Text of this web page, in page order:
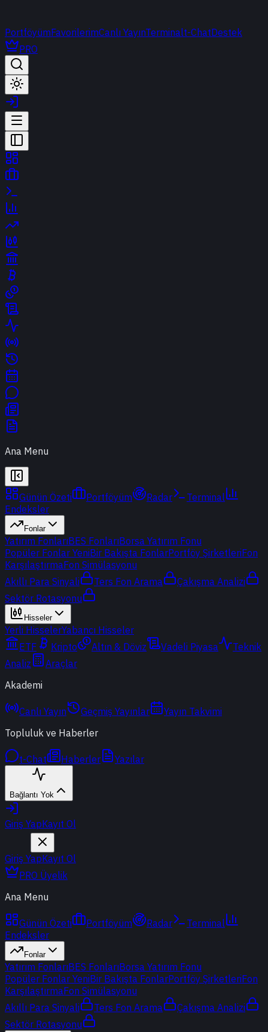
PortföyümFavorilerimCanlı YayınTerminalt-ChatDestek
PRO
Ana Menu
Günün Özeti Portföyüm Radar
Terminal
Endeksler
Fonlar
Yatırım FonlarıBES FonlarıBorsa Yatırım Fonu
Popüler Fonlar YeniBir Bakışta FonlarPortföy ŞirketleriFon
KarşılaştırmaFon Simülasyonu
Akıllı Para Sinyali
Ters Fon Arama
Çakışma Analizi
Sektör Rotasyonu
Hisseler
Yerli HisselerYabancı Hisseler
ETF
Kripto Altın & Döviz Vadeli Piyasa
Teknik
Analiz
Araçlar
Akademi
Canlı Yayın Geçmiş Yayınlar
Yayın Takvimi
Topluluk ve Haberler
t-Chat Haberler Yazılar
Bağlantı Yok
Giriş YapKayıt Ol
Giriş YapKayıt Ol
PRO Üyelik
Ana Menu
Günün Özeti Portföyüm Radar
Terminal
Endeksler
Fonlar
Yatırım FonlarıBES FonlarıBorsa Yatırım Fonu
Popüler Fonlar YeniBir Bakışta FonlarPortföy ŞirketleriFon
KarşılaştırmaFon Simülasyonu
Akıllı Para Sinyali
Ters Fon Arama
Çakışma Analizi
Sektör Rotasyonu